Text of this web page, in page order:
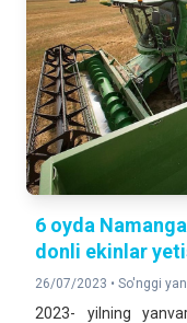
6 oyda
donli ekinlar
26/07/2023 • So'nggi
2023- yilning